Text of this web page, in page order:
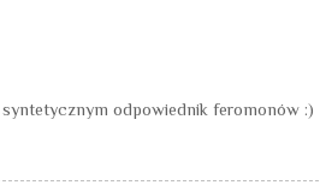
odpowiednik feromonów :)